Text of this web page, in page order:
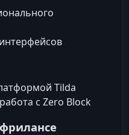
Tilda
с Zero Block